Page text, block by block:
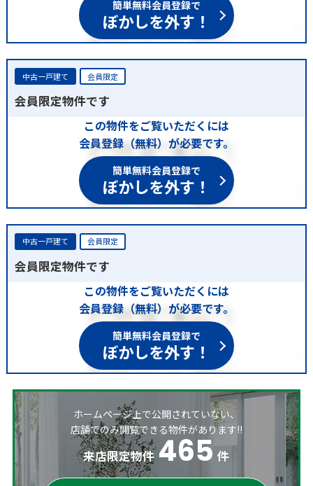
簡単無料会員登録で
ぼかしを外す！
中古一戸建て 会員限定
会員限定物件です
この物件をご覧いただくには
会員登録（無料）が必要です。
簡単無料会員登録で
ぼかしを外す！
中古一戸建て 会員限定
会員限定物件です
この物件をご覧いただくには
会員登録（無料）が必要です。
簡単無料会員登録で
ぼかしを外す！
ホームページ上で公開されていない、
店舗でのみ閲覧できる物件があります!!
来店限定物件 465 件